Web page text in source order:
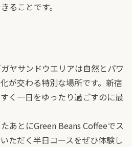
ることです。
ヤサンドウエリアは自然とパワ
が交わる特別な場所です。新宿
く一日をゆったり過ごすのに最
あとにGreen Beans Coffeeでス
ただく半日コースをぜひ体験し